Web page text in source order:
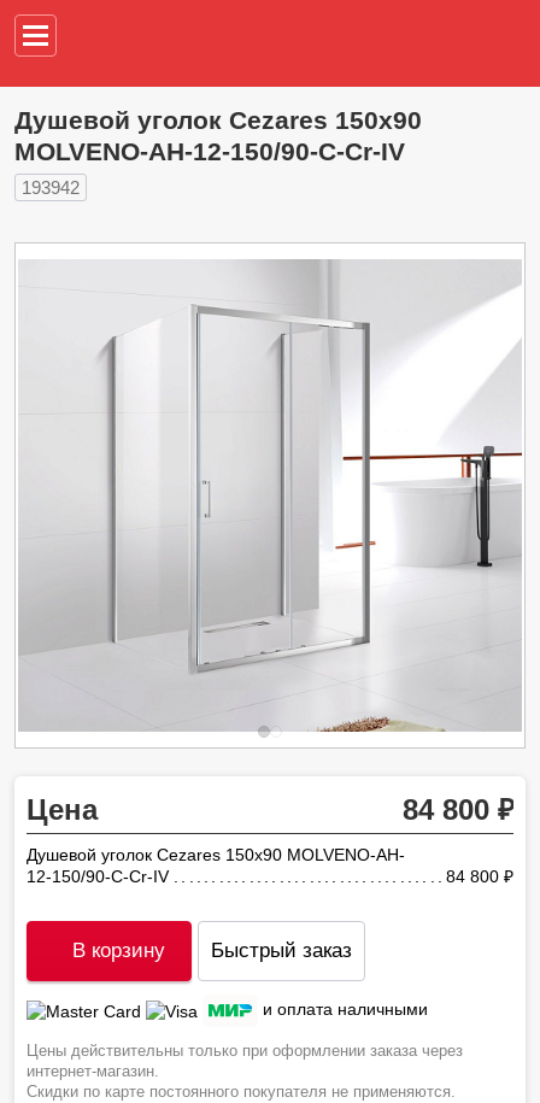
Душевой уголок Cezares 150х90
MOLVENO-AH-12-150/90-C-Cr-IV
193942
Цена 84 800
Душевой уголок Cezares 150х90 MOLVENO-AH-
12-150/90-C-Cr-IV
84 800
В корзину Быстрый заказ
и оплата наличными
Цены действительны только при оформлении заказа через
интернет-магазин.
Скидки по карте постоянного покупателя не применяются.